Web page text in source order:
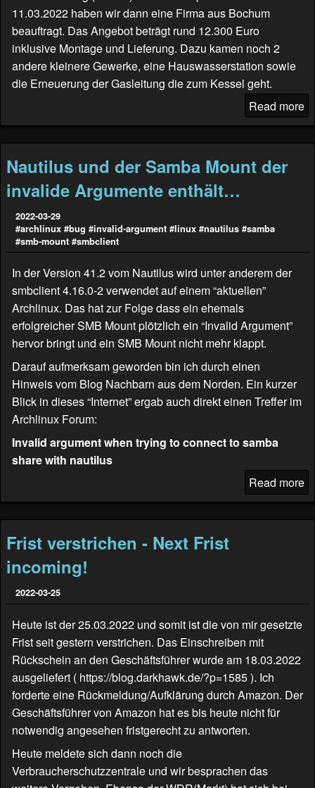
11.03.2022 haben wir dann eine Firma aus Bochum
beauftragt. Das Angebot beträgt rund 12.300 Euro
inklusive Montage und Lieferung. Dazu kamen noch 2
andere kleinere Gewerke, eine Hauswasserstation sowie
die Erneuerung der Gasleitung die zum Kessel geht.
Read more
Nautilus und der Samba Mount der
invalide Argumente enthält…
2022-03-29
#archlinux #bug #invalid-argument #linux #nautilus #samba
#smb-mount #smbclient
In der Version 41.2 vom Nautilus wird unter anderem der
smbclient 4.16.0-2 verwendet auf einem “aktuellen”
Archlinux. Das hat zur Folge dass ein ehemals
erfolgreicher SMB Mount plötzlich ein “Invalid Argument”
hervor bringt und ein SMB Mount nicht mehr klappt.
Darauf aufmerksam geworden bin ich durch einen
Hinweis vom Blog Nachbarn aus dem Norden. Ein kurzer
Blick in dieses “Internet” ergab auch direkt einen Treffer im
Archlinux Forum:
Invalid argument when trying to connect to samba
share with nautilus
Read more
Frist verstrichen - Next Frist
incoming!
2022-03-25
Heute ist der 25.03.2022 und somit ist die von mir gesetzte
Frist seit gestern verstrichen. Das Einschreiben mit
Rückschein an den Geschäftsführer wurde am 18.03.2022
ausgeliefert ( https://blog.darkhawk.de/?p=1585). Ich
forderte eine Rückmeldung/Aufklärung durch Amazon. Der
Geschäftsführer von Amazon hat es bis heute nicht für
notwendig angesehen fristgerecht zu antworten.
Heute meldete sich dann noch die
Verbraucherschutzzentrale und wir besprachen das